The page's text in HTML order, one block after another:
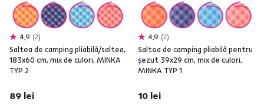
4,9 2
Saltea de camping pliabilă/saltea,
183x60 cm, mix de culori, MINKA
TYP 2
89 lei
4,9 2
Saltea de camping pliabilă pentru
şezut 39x29 cm, mix de culori,
MINKA TYP 1
10 lei